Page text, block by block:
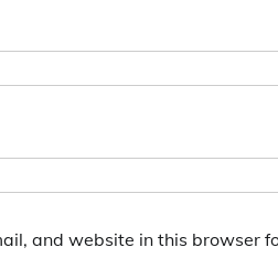
and website in this browser